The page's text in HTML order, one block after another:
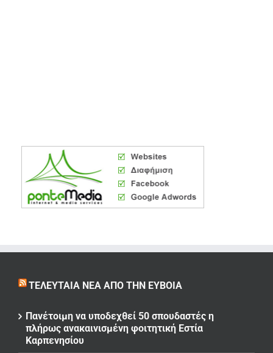
ΤΕΛΕΥΤΑΊΑ ΝΈΑ ΑΠΌ ΤΗΝ ΕΎΒΟΙΑ
Πανέτοιμη να υποδεχθεί 50 σπουδαστές η
πλήρως ανακαινισμένη φοιτητική Εστία
Καρπενησίου